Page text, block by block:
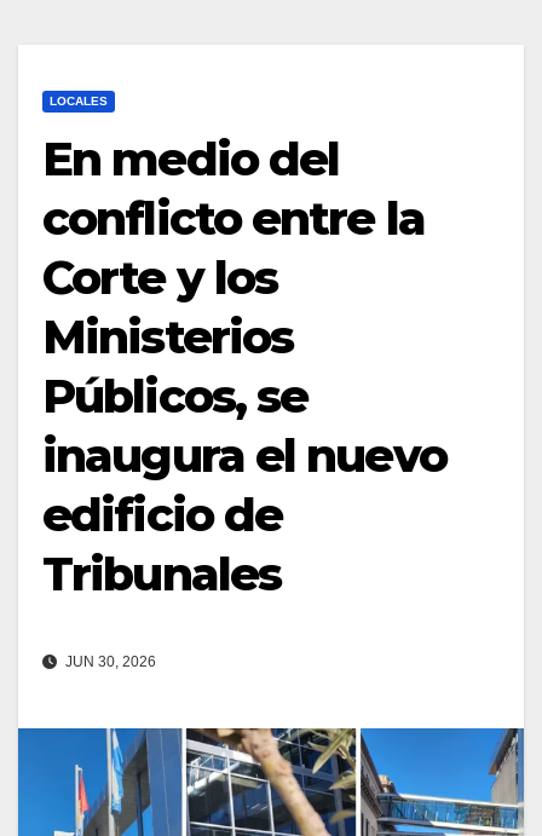
LOCALES
En medio del
conflicto entre la
Corte y los
Ministerios
Públicos, se
inaugura el nuevo
edificio de
Tribunales
JUN 30, 2026